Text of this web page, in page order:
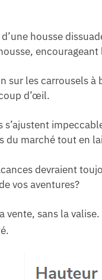
housse
sur les carrousels à
d’œil.
s’ajustent
du marché tout en
devraient
vos aventures?
vente, sans la valise.